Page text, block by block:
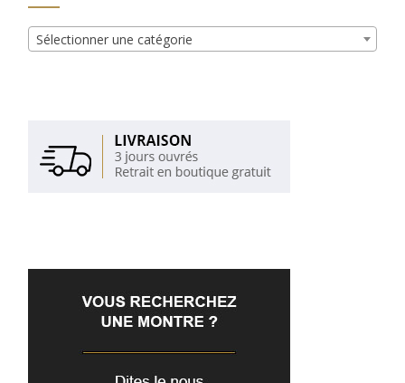
Sélectionner une catégorie